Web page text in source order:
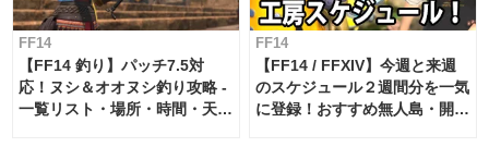
FF14
【FF14 釣り】パッチ7.5対
応！ヌシ＆オオヌシ釣り攻略 -
一覧リスト・場所・時間・天
FF14
【FF14 / FFXIV】今週と来週
のスケジュール２週間分を一気
に登録！おすすめ無人島・開拓